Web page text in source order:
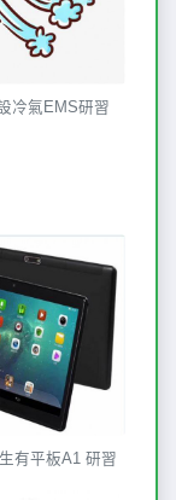
冷氣EMS研習
有平板A1 研習